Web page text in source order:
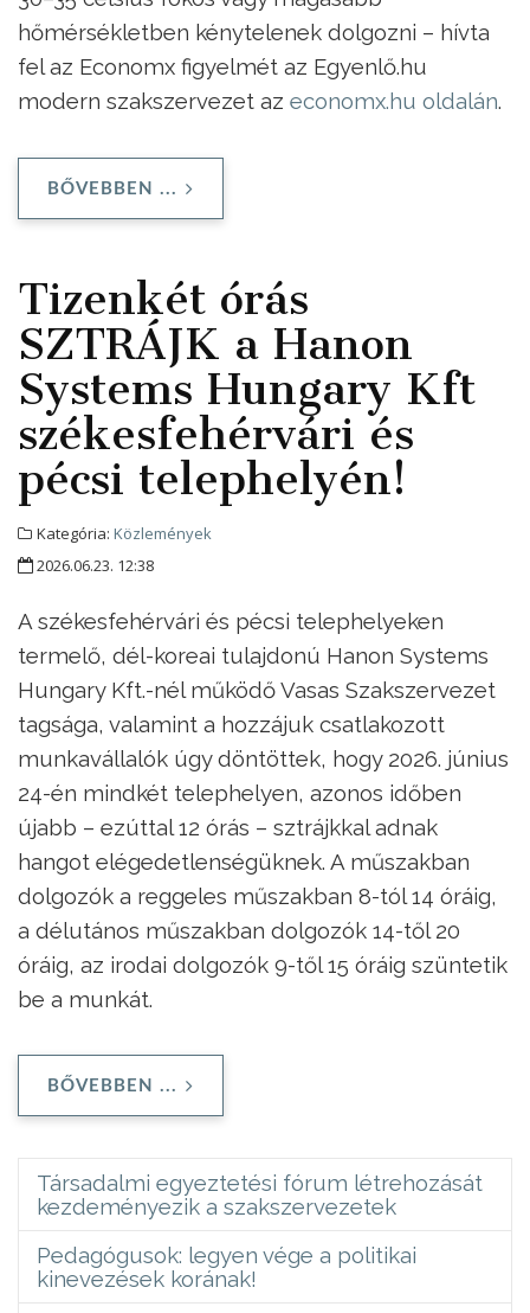
hőmérsékletben kénytelenek dolgozni – hívta
fel az Economx figyelmét az Egyenlő.hu
modern szakszervezet az economx.hu oldalán.
BŐVEBBEN ...
Tizenkét órás
SZTRÁJK a Hanon
Systems Hungary Kft
székesfehérvári és
pécsi telephelyén!
Kategória: Közlemények
2026.06.23. 12:38
A székesfehérvári és pécsi telephelyeken
termelő, dél-koreai tulajdonú Hanon Systems
Hungary Kft.-nél működő Vasas Szakszervezet
tagsága, valamint a hozzájuk csatlakozott
munkavállalók úgy döntöttek, hogy 2026. június
24-én mindkét telephelyen, azonos időben
újabb – ezúttal 12 órás – sztrájkkal adnak
hangot elégedetlenségüknek. A műszakban
dolgozók a reggeles műszakban 8-tól 14 óráig,
a délutános műszakban dolgozók 14-től 20
óráig, az irodai dolgozók 9-től 15 óráig szüntetik
be a munkát.
BŐVEBBEN ...
Társadalmi egyeztetési fórum létrehozását
kezdeményezik a szakszervezetek
Pedagógusok: legyen vége a politikai
kinevezések korának!